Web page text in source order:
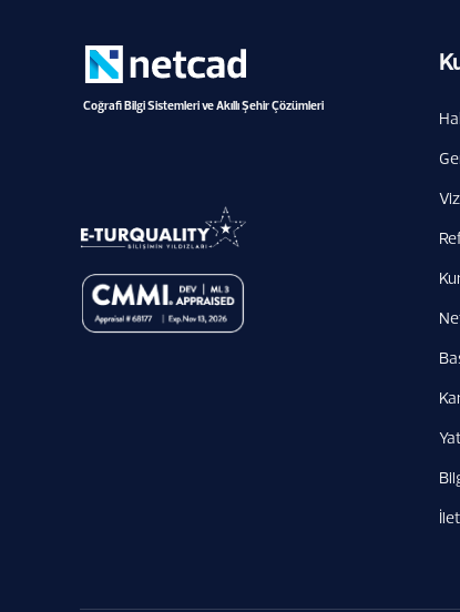
Coğrafi Bilgi Sistemleri ve Akıllı Şehir Çözümleri